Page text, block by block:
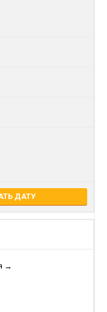
ДАТУ
→